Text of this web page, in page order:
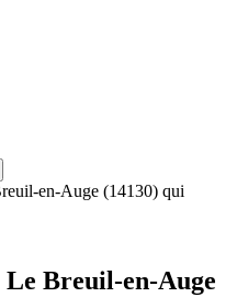
en-Auge (14130) qui
Breuil-en-Auge